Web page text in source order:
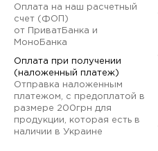
Оплата на наш расчетный
счет (ФОП)
от ПриватБанка и
МоноБанка
Оплата при получении
(наложенный платеж)
Отправка наложенным
платежом, с предоплатой в
размере 200грн для
продукции, которая есть в
наличии в Украине